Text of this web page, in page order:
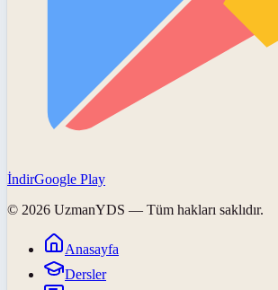
İndirGoogle Play
© 2026 UzmanYDS — Tüm hakları saklıdır.
Anasayfa
Dersler